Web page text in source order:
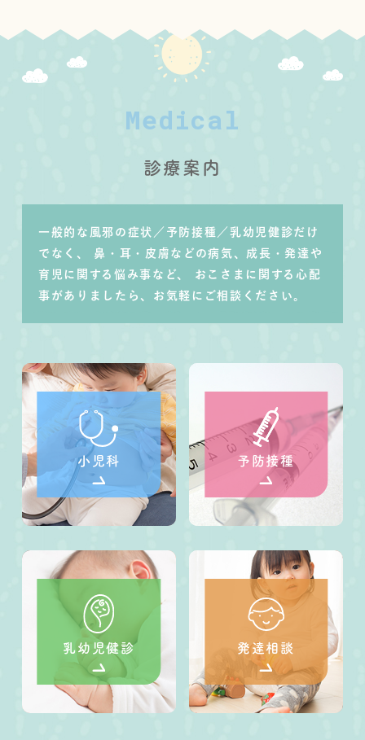
Medical
診療案内
一般的な風邪の症状／予防接種／乳幼児健診だけ
でなく、
鼻・耳・皮膚などの病気、成長・発達や
育児に関する悩み事など、
おこさまに関する心配
事がありましたら、お気軽にご相談ください。
小児科 予防接種
乳幼児健診 発達相談